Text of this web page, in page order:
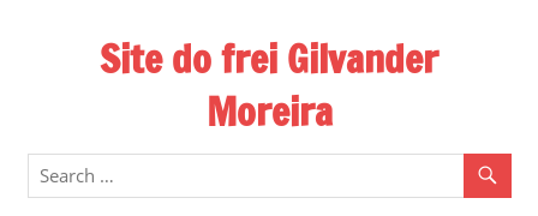
Site do frei Gilvander
Moreira
Esse
site